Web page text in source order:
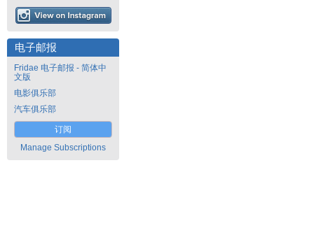
电子邮报
Fridae 电子邮报 - 简体中
文版
电影俱乐部
汽车俱乐部
订阅
Manage Subscriptions